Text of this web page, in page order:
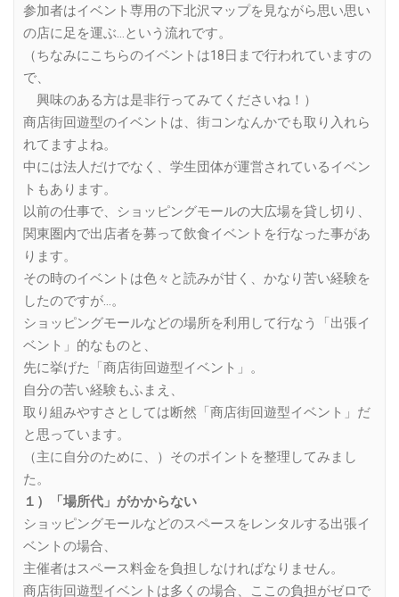
参加者はイベント専用の下北沢マップを見ながら思い思い
の店に足を運ぶ…という流れです。
（ちなみにこちらのイベントは18日まで行われていますの
で、
興味のある方は是非行ってみてくださいね！）
商店街回遊型のイベントは、街コンなんかでも取り入れら
れてますよね。
中には法人だけでなく、学生団体が運営されているイベン
トもあります。
以前の仕事で、ショッピングモールの大広場を貸し切り、
関東圏内で出店者を募って飲食イベントを行なった事があ
ります。
その時のイベントは色々と読みが甘く、かなり苦い経験を
したのですが…。
ショッピングモールなどの場所を利用して行なう「出張イ
ベント」的なものと、
先に挙げた「商店街回遊型イベント」。
自分の苦い経験もふまえ、
取り組みやすさとしては断然「商店街回遊型イベント」だ
と思っています。
（主に自分のために、）そのポイントを整理してみまし
た。
１）「場所代」がかからない
ショッピングモールなどのスペースをレンタルする出張イ
ベントの場合、
主催者はスペース料金を負担しなければなりません。
商店街回遊型イベントは多くの場合、ここの負担がゼロで